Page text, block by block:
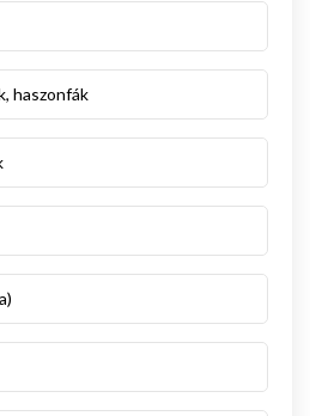
haszonfák